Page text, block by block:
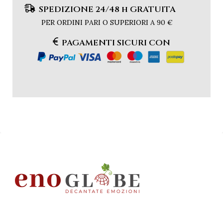
SPEDIZIONE 24/48 h GRATUITA
PER ORDINI PARI O SUPERIORI A 90 €
PAGAMENTI SICURI CON